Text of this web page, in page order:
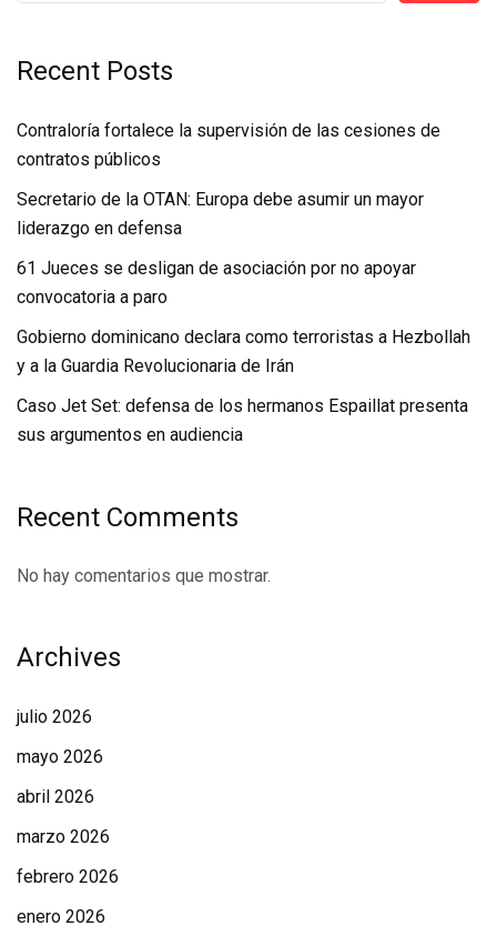
Recent Posts
Contraloría fortalece la supervisión de las cesiones de
contratos públicos
Secretario de la OTAN: Europa debe asumir un mayor
liderazgo en defensa
61 Jueces se desligan de asociación por no apoyar
convocatoria a paro
Gobierno dominicano declara como terroristas a Hezbollah
y a la Guardia Revolucionaria de Irán
Caso Jet Set: defensa de los hermanos Espaillat presenta
sus argumentos en audiencia
Recent Comments
No hay comentarios que mostrar.
Archives
julio 2026
mayo 2026
abril 2026
marzo 2026
febrero 2026
enero 2026